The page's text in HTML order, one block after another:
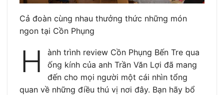
Cả đoàn cùng nhau thưởng thức những món
ngon tại Cồn Phụng
H
ành trình review Cồn Phụng Bến Tre qua
ống kính của anh Trần Văn Lợi đã mang
đến cho mọi người một cái nhìn tổng
quan về những điều thú vị nơi đây. Bạn hãy bổ